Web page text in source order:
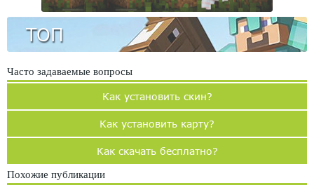
ТОП
Часто задаваемые вопросы
Как установить скин?
Как установить карту?
Как скачать бесплатно?
Похожие публикации